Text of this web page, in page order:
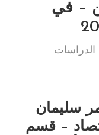
– في
سليمان
– قسم